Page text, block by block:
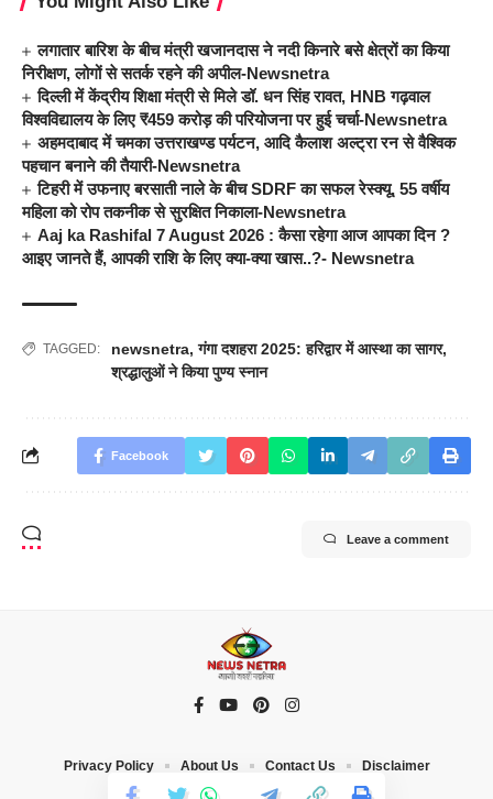
लगातार बारिश के बीच मंत्री खजानदास ने नदी किनारे बसे क्षेत्रों का किया
निरीक्षण, लोगों से सतर्क रहने की अपील-Newsnetra
दिल्ली में केंद्रीय शिक्षा मंत्री से मिले डॉ. धन सिंह रावत, HNB गढ़वाल
विश्वविद्यालय के लिए ₹459 करोड़ की परियोजना पर हुई चर्चा-Newsnetra
अहमदाबाद में चमका उत्तराखण्ड पर्यटन, आदि कैलाश अल्ट्रा रन से वैश्विक
पहचान बनाने की तैयारी-Newsnetra
टिहरी में उफनाए बरसाती नाले के बीच SDRF का सफल रेस्क्यू, 55 वर्षीय
महिला को रोप तकनीक से सुरक्षित निकाला-Newsnetra
Aaj ka Rashifal 7 August 2026 : कैसा रहेगा आज आपका दिन ?
आइए जानते हैं, आपकी राशि के लिए क्या-क्या खास..?- Newsnetra
TAGGED: newsnetra,गंगा दशहरा 2025: हरिद्वार में आस्था का सागर,
श्रद्धालुओं ने किया पुण्य स्नान
Facebook
Leave a comment
Privacy Policy About Us Contact Us Disclaimer